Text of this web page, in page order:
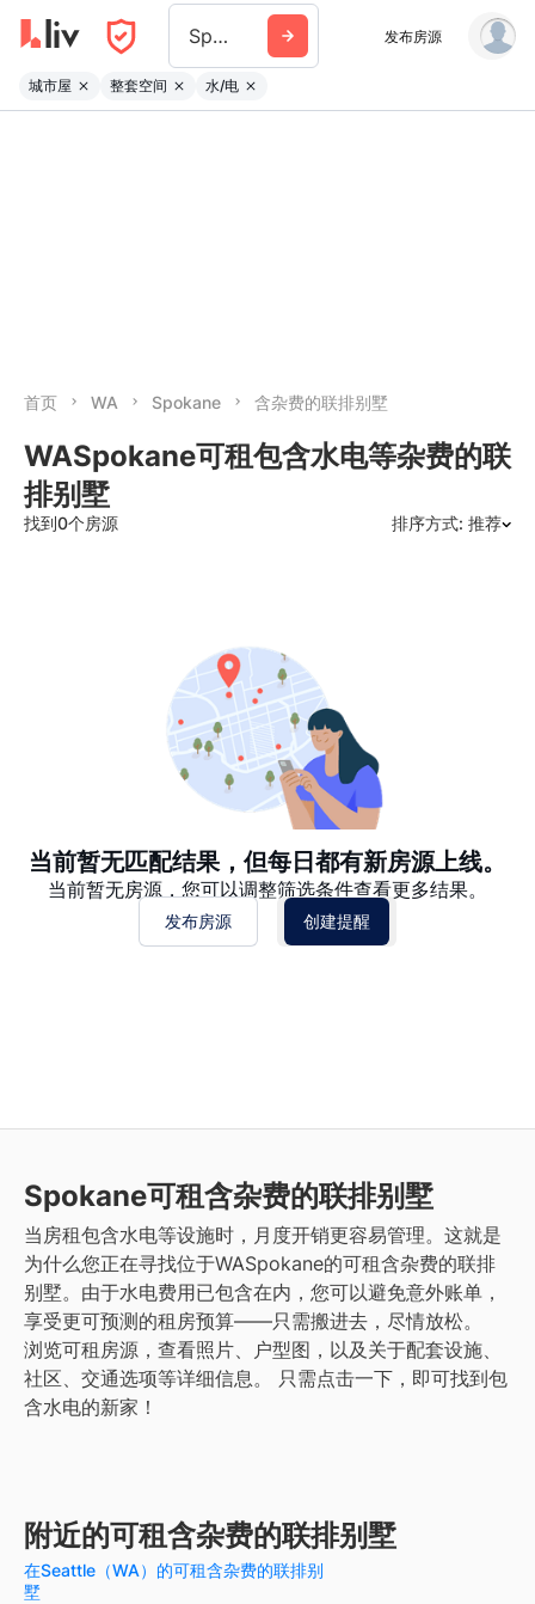
Spokane 发布房源
城市屋 整套空间 水/电
首页 WA Spokane 含杂费的联排别墅
WASpokane可租包含水电等杂费的联
排别墅
找到0个房源 排序方式: 推荐
当前暂无匹配结果，但每日都有新房源上线。
当前暂无房源，您可以调整筛选条件查看更多结果。
发布房源 创建提醒
Spokane可租含杂费的联排别墅
当房租包含水电等设施时，月度开销更容易管理。这就是
为什么您正在寻找位于WASpokane的可租含杂费的联排
别墅。由于水电费用已包含在内，您可以避免意外账单，
享受更可预测的租房预算——只需搬进去，尽情放松。
浏览可租房源，查看照片、户型图，以及关于配套设施、
社区、交通选项等详细信息。
只需点击一下，即可找到包
含水电的新家！
附近的可租含杂费的联排别墅
在Seattle（WA）的可租含杂费的联排别
墅